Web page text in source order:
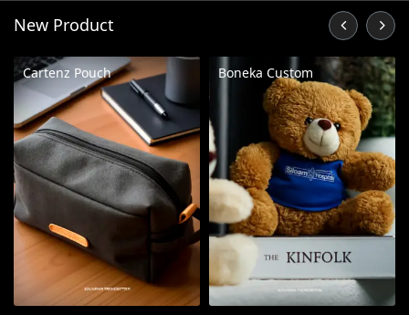
New Product
Cartenz Pouch Boneka Custom